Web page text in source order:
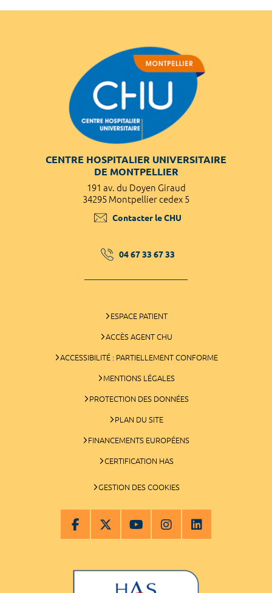
CENTRE HOSPITALIER UNIVERSITAIRE
DE MONTPELLIER
191 av. du Doyen Giraud
34295 Montpellier cedex 5
Contacter le CHU
04 67 33 67 33
ESPACE PATIENT
ACCÈS AGENT CHU
ACCESSIBILITÉ : PARTIELLEMENT CONFORME
MENTIONS LÉGALES
PROTECTION DES DONNÉES
PLAN DU SITE
FINANCEMENTS EUROPÉENS
CERTIFICATION HAS
GESTION DES COOKIES